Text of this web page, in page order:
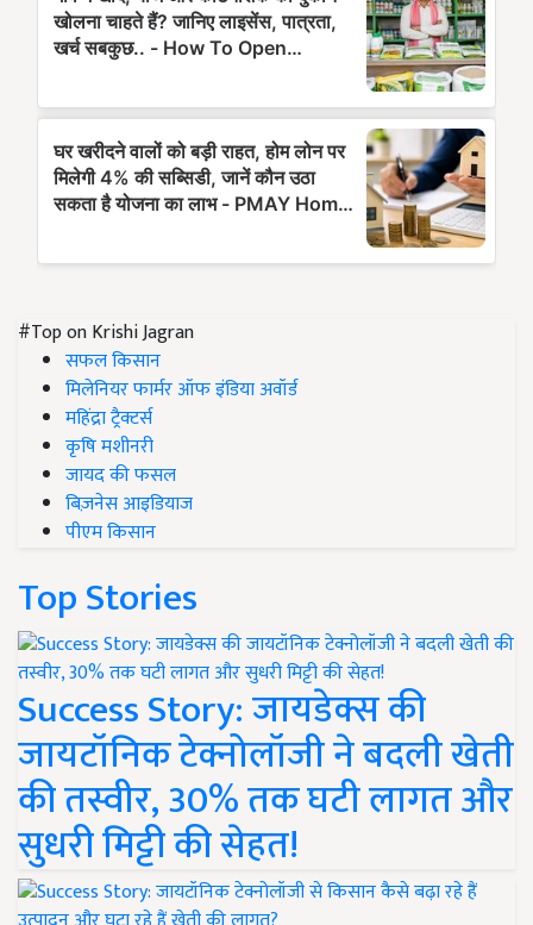
#Top on Krishi Jagran
सफल किसान
मिलेनियर फार्मर ऑफ इंडिया अवॉर्ड
महिंद्रा ट्रैक्टर्स
कृषि मशीनरी
जायद की फसल
बिज़नेस आइडियाज
पीएम किसान
Top Stories
Success Story: जायडेक्स की
जायटॉनिक टेक्नोलॉजी ने बदली खेती
की तस्वीर, 30% तक घटी लागत और
सुधरी मिट्टी की सेहत!